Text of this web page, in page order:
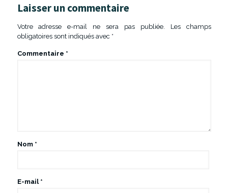
Laisser un commentaire
Votre adresse e-mail ne sera pas publiée.
Les champs
obligatoires sont indiqués avec *
Commentaire *
Nom *
E-mail *